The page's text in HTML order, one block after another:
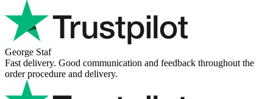
George Staf
Fast delivery. Good communication and feedback throughout the
order procedure and delivery.